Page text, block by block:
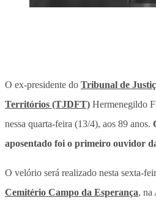
O ex-presidente do Tribunal de
Territórios (TJDFT) Hermenegildo
nessa quarta-feira (13/4), aos 89 anos.
aposentado foi o primeiro ouvidor
O velório será realizado nesta sexta-
Cemitério Campo da Esperança, na